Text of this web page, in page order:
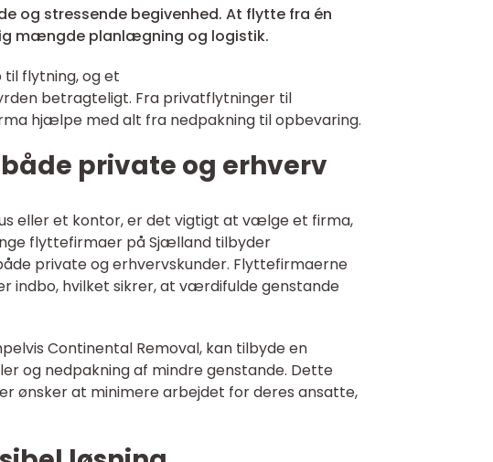
og stressende begivenhed. At flytte fra én
mængde planlægning og logistik.
flytning, og et
betragteligt. Fra privatflytninger til
hjælpe med alt fra nedpakning til opbevaring.
private og erhverv
eller et kontor, er det vigtigt at vælge et firma,
flyttefirmaer på Sjælland tilbyder
private og erhvervskunder. Flyttefirmaerne
indbo, hvilket sikrer, at værdifulde genstande
Continental Removal, kan tilbyde en
og nedpakning af mindre genstande. Dette
ønsker at minimere arbejdet for deres ansatte,